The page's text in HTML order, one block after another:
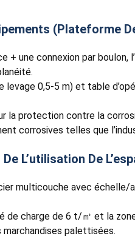
(Plateforme
+ une connexion par
0,5-5 m) et table
la protection contre la
corrosives telles que
L’utilisation De
multicouche avec échelle/
de charge de 6 t/㎡ et la
palettisées.